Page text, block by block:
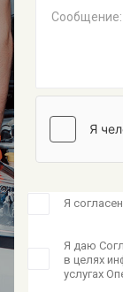
Сообщение:
Я
Я даю
в целях
услугах